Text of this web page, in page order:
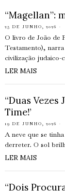
“Magellan”:
25 DE JUNHO, 2026
O livro de João de
Testamento),
civilização judaico-
LER MAIS
“Duas Vezes
Time!’
19 DE JUNHO, 2026
A neve que se
derreter. O sol
LER MAIS
“Dois